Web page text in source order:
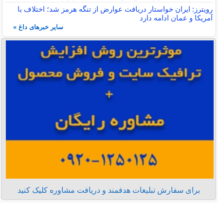
رویترز: ایران خواستار دریافت عوارض از تنگه هرمز شد؛ اختلاف با
آمریکا و عمان ادامه دارد
سایر خبرهای داغ »
برای سفارش تبلیغات هدفمند و دریافت مشاوره کلیک کنید